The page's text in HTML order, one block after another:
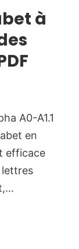
à
A0-A1.1
en
efficace
lettres